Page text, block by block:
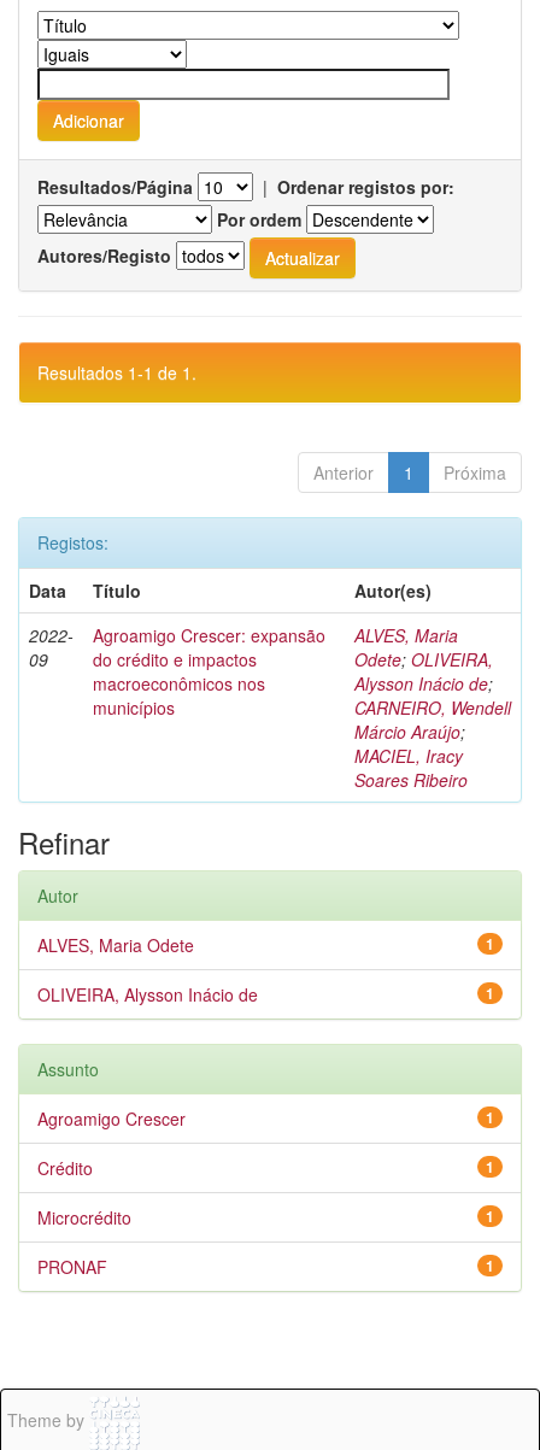
Resultados/Página | Ordenar registos por:
Por ordem
Autores/Registo
Resultados 1-1 de 1.
Anterior 1 Próxima
Registos:
Data
Título
Autor(es)
2022-
09
Agroamigo Crescer: expansão
do crédito e impactos
macroeconômicos nos
municípios
ALVES, Maria
Odete; OLIVEIRA,
Alysson Inácio de;
CARNEIRO, Wendell
Márcio Araújo;
MACIEL, Iracy
Soares Ribeiro
Refinar
Autor
1
ALVES, Maria Odete
1
OLIVEIRA, Alysson Inácio de
Assunto
1
Agroamigo Crescer
1
Crédito
1
Microcrédito
1
PRONAF
Theme by